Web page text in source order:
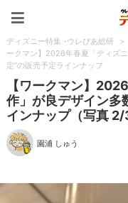
ディズニー特集 -ウレぴあ総研 >
ークマン】2026年春夏「ディズ
定”の販売予定ラインナップ
【ワークマン】
作」が良デザイン多
インナップ（写真 2/
園浦 しゅう